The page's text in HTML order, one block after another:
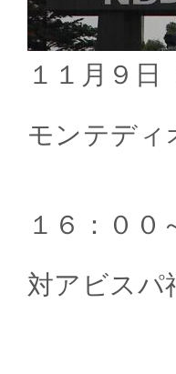
１１月９日
モンテデ
１６：００
対アビスパ